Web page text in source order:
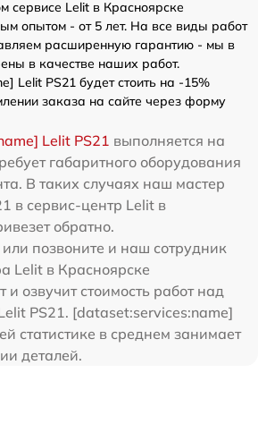
сервисе Lelit в Красноярске
опытом - от 5 лет. На все виды работ
расширенную гарантию - мы в
в качестве наших работ.
Lelit PS21 будет стоить на -15%
заказа на сайте через форму
Lelit PS21 выполняется на
габаритного оборудования
В таких случаях наш мастер
в сервис-центр Lelit в
обратно.
позвоните и наш сотрудник
Lelit в Красноярске
и озвучит стоимость работ над
PS21. [dataset:services:name]
статистике в среднем занимает
деталей.